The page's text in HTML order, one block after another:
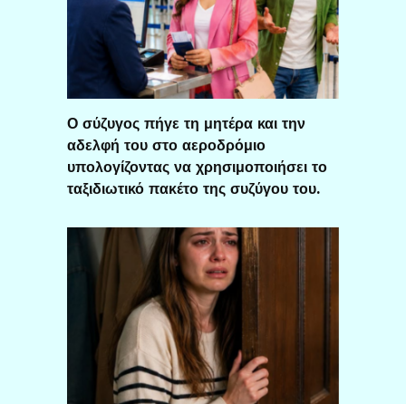
Ο σύζυγος πήγε τη μητέρα και την
αδελφή του στο αεροδρόμιο
υπολογίζοντας να χρησιμοποιήσει το
ταξιδιωτικό πακέτο της συζύγου του.